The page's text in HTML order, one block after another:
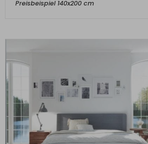
Preisbeispiel 140x200 cm